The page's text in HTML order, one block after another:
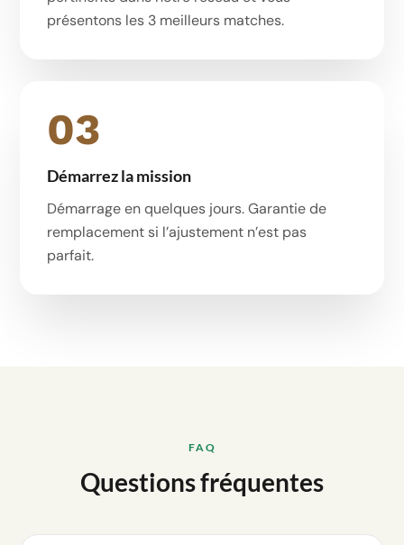
présentons les 3 meilleurs matches.
03
Démarrez la mission
Démarrage en quelques jours. Garantie de
remplacement si l’ajustement n’est pas
parfait.
FAQ
Questions fréquentes